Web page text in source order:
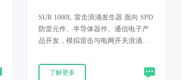
SUR 1000L 雷击浪涌发生器 面向 SPD
防雷元件、半导体器件、通信电子产
品开发，模拟雷击与电网开关浪涌冲
IEC61000-4-5、GB/T17626.5、GR-
1089-CORE 标准，适配元器件可靠性
了解更多